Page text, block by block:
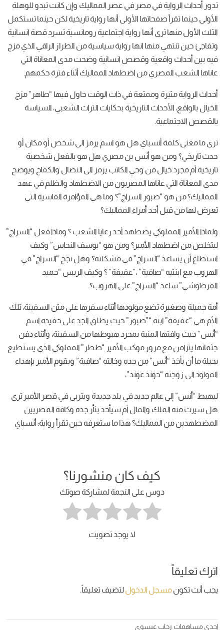
تدور أحداث الرواية في مصر في عصر المماليك وإن كانت تبدو للوهلة
الأولى حينما تقرأ صفحاتها الأولى أنها رواية تاريخية لكن حينما تستكمل
الثلث الأول منها ترى أنها رواية اجتماعية رومانسية تسرد قصة انسانية
وتفاجئ حين تنتهي منها انها رواية سياسية من الطراز الراقي الذي مزج
فيه بين أحداث واقعية وقصص انسانية وضحت مدى المعاناة التي
عاناها الشعب المصري من اضطهاد المماليك أثناء فترة حكمهم.
أحداث الرواية مثيرة وممتعة في ذات الوقت حاول فيها “طاهر” مزج
الخيال بالواقع، الأحداث التاريخية بحكايات التراث الشعبي، السياسة
بالقصص الاجتماعية.
ترى ما معنى كلمة أنسباي هل هو اسم يرمز الى شخص أو مكان أو
حدث تاريخي؟ ومن هو أنس بن مصري هل هو بالفعل شخصية
تاريخية أم مجرد خيال من وحي الكاتب يرمز الى النضال والكفاح ويوضح
مدى المعاناة التي عاناها المصريون من الاضطهاد والظلم في عهد
المماليك؟ من هو “صبور السراج”؟ وما هي المؤامرة القاسية التي
تعرض لها من قبل أحد أمراء المماليك؟
ولماذا الأمير المملوكي يضطهد أحد رعايا الشعب ؟ وماذا فعل “السراج”
ليتخلص من اضطهاد الأمير؟ ومن هو “يوسف النحاس” وكيف
استطاع أن يساعد “السراج” في مشكلته؟ وهل نجح “السراج” في
الهروب مع ابنتيه “صافية” ،”عفيفة” ؟ وكيف الريس “حميد
الفرطوشي” ساعد “السراج” على الهروب؟.
أمة جميلة وصغيرة تضع مولودها أثناء سفرها على متن السفينة، تلك
الأم هي “عفيفة” ابنة “”صبور” حيث يطلق الجد على حفيده اسم
“أنس” حيث وافتها المنية بمجرد هبوطها من السفينة، وأثناء دفن
جثمانها يتزامن مع مرور موكب الأمير “ططر” المملوكي الذي يستطيع
بحيلة ما أن يأخذ “أنس” من جده وخالته “صافية” ويقوم الأمير بإهداء
المولود الى زوجته “خوند عوند”،
ليهبط “أنس” إلى عالم جديد في بلد جديدة ويتربى في قصر الأمير ترى
هل سيرث منه الملك والمال أم سيأخذ بثأر جده وكافة المصريين
المضطهدين من المماليك؟ هذا ما ستعرفه حين تقرأ رواية: أنسباي
كيف كان منشورنا؟
دوس على النجمة لمشاركة صوتك
لا يوجد تصويت
اترك تعليقاً
يجب أنت تكونمسجل الدخوللتضيف تعليقاً.
إحدى مساهمات رحاب عيسوي